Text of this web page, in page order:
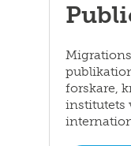
forskare,
institutets